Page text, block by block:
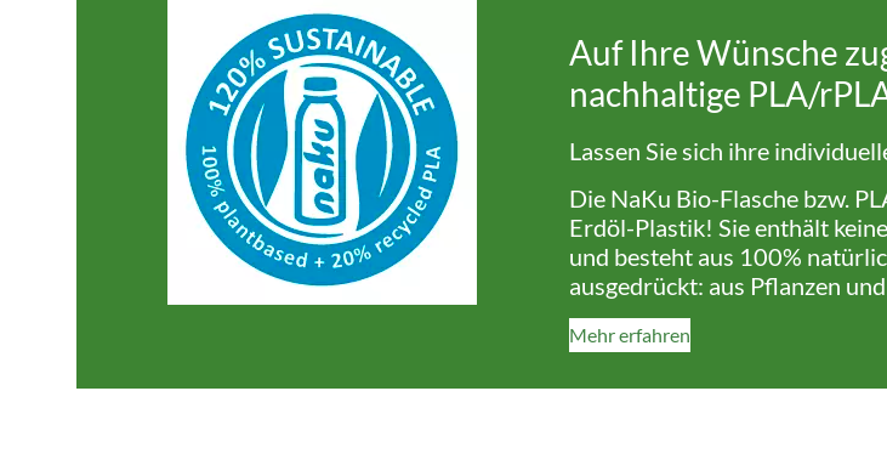
Auf Ihre Wünsche
nachhaltige PLA/
Lassen Sie sich ihre
Die NaKu Bio-Flasche bzw.
Erdöl-Plastik! Sie enthält
und besteht aus 100%
ausgedrückt: aus Pflanzen
Mehr erfahren